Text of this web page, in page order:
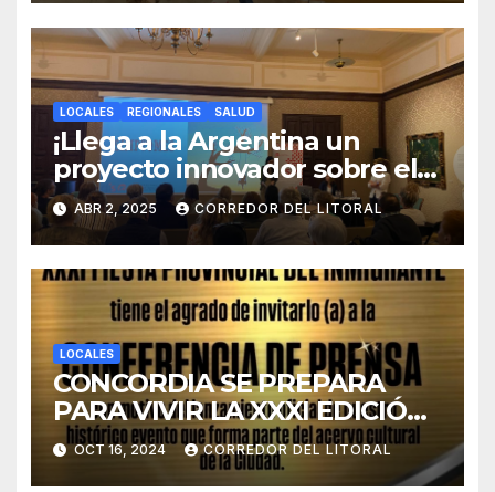
LOCALES REGIONALES SALUD
¡Llega a la Argentina un
proyecto innovador sobre el
duelo y la cultura!
ABR 2, 2025 CORREDOR DEL LITORAL
LOCALES
CONCORDIA SE PREPARA
PARA VIVIR LA XXXI EDICIÓN
DE LA FIESTA PROVINCIAL
DEL INMIGRANTE.
OCT 16, 2024 CORREDOR DEL LITORAL